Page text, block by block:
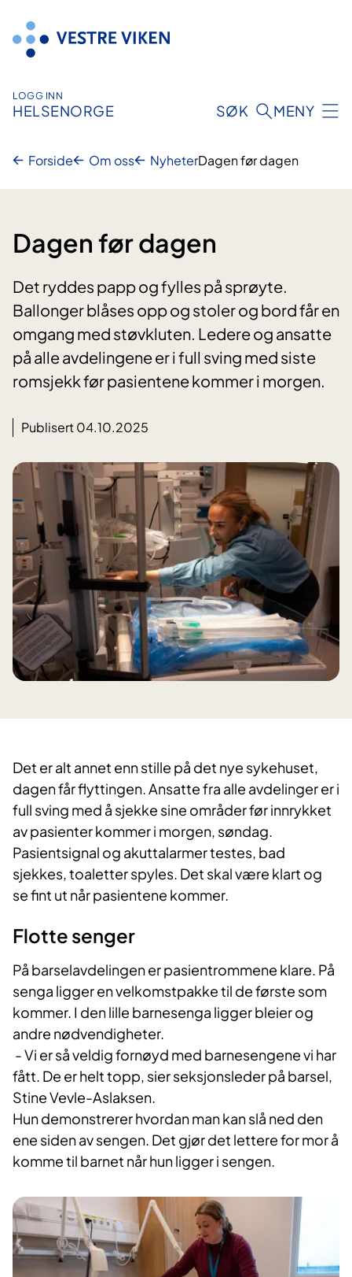
innhold
LOGG INN
HELSENORGE SØK MENY
Forside Om oss NyheterDagen før dagen
Dagen før dagen
Det ryddes papp og fylles på sprøyte.
Ballonger blåses opp og stoler og bord får en
omgang med støvkluten. Ledere og ansatte
på alle avdelingene er i full sving med siste
romsjekk før pasientene kommer i morgen.
Publisert 04.10.2025
Det er alt annet enn stille på det nye sykehuset,
dagen får flyttingen. Ansatte fra alle avdelinger er i
full sving med å sjekke sine områder før innrykket
av pasienter kommer i morgen, søndag.
Pasientsignal og akuttalarmer testes, bad
sjekkes, toaletter spyles. Det skal være klart og
se fint ut når pasientene kommer.
Flotte senger
På barselavdelingen er pasientrommene klare. På
senga ligger en velkomstpakke til de første som
kommer. I den lille barnesenga ligger bleier og
andre nødvendigheter.
- Vi er så veldig fornøyd med barnesengene vi har
fått. De er helt topp, sier seksjonsleder på barsel,
Stine Vevle-Aslaksen.
Hun demonstrerer hvordan man kan slå ned den
ene siden av sengen. Det gjør det lettere for mor å
komme til barnet når hun ligger i sengen.